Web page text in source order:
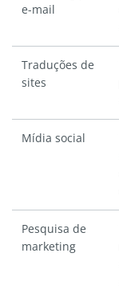
e-mail
Traduções de
sites
Mídia social
Pesquisa de
marketing